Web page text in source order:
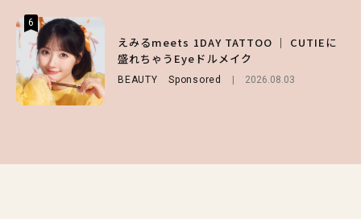
6
えみるmeets 1DAY TATTOO ｜ CUTIEに
盛れちゃうEyeドルメイク
BEAUTY Sponsored 2026.08.03
6
【庄司浩平】初デートの勝負服は？夏の思い
出や最近のハマりものを深掘り
ENTERTAINMENT 2026.08.08
6
【GU】夏の“主役級”アイテム決定！ヘルシ
ー＆可愛すぎる「大人の肌見せ」トップス3
選
2026.07.19